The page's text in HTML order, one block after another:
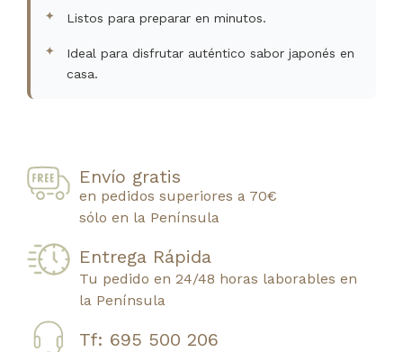
Listos para preparar en minutos.
Ideal para disfrutar auténtico sabor japonés en
casa.
Envío gratis
en pedidos superiores a 70€
sólo en la Península
Entrega Rápida
Tu pedido en 24/48 horas laborables en
la Península
Tf: 695 500 206